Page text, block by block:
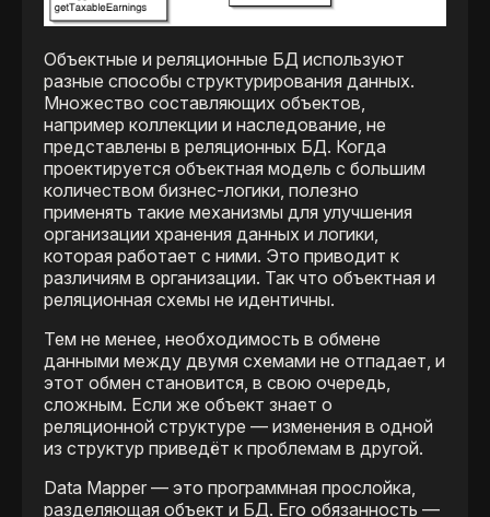
Объектные и реляционные БД используют
разные способы структурирования данных.
Множество составляющих объектов,
например коллекции и наследование, не
представлены в реляционных БД. Когда
проектируется объектная модель с большим
количеством бизнес-логики, полезно
применять такие механизмы для улучшения
организации хранения данных и логики,
которая работает c ними. Это приводит к
различиям в организации. Так что объектная и
реляционная схемы не идентичны.
Тем не менее, необходимость в обмене
данными между двумя схемами не отпадает, и
этот обмен становится, в свою очередь,
сложным. Если же объект знает о
реляционной структуре — изменения в одной
из структур приведёт к проблемам в другой.
Data Mapper — это программная прослойка,
разделяющая объект и БД. Его обязанность —